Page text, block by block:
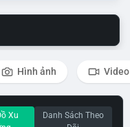
Hình ảnh Video
Xu
Danh Sách Theo